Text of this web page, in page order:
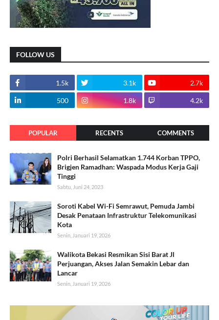
FOLLOW US
1.5k 3.1k 2.7k
500 1.8k 4.2k
POPULAR RECENTS COMMENTS
Polri Berhasil Selamatkan 1.744 Korban TPPO,
Brigjen Ramadhan: Waspada Modus Kerja Gaji
Tinggi
Sabtu, Juni 24, 2023
Soroti Kabel Wi-Fi Semrawut, Pemuda Jambi
Desak Penataan Infrastruktur Telekomunikasi
Kota
Senin, Januari 19, 2026
Walikota Bekasi Resmikan Sisi Barat Jl
Perjuangan, Akses Jalan Semakin Lebar dan
Lancar
Senin, Januari 19, 2026